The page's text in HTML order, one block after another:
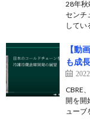
28年秋
センチ
してい
【動
も成
CBRE
開を開
ューブ